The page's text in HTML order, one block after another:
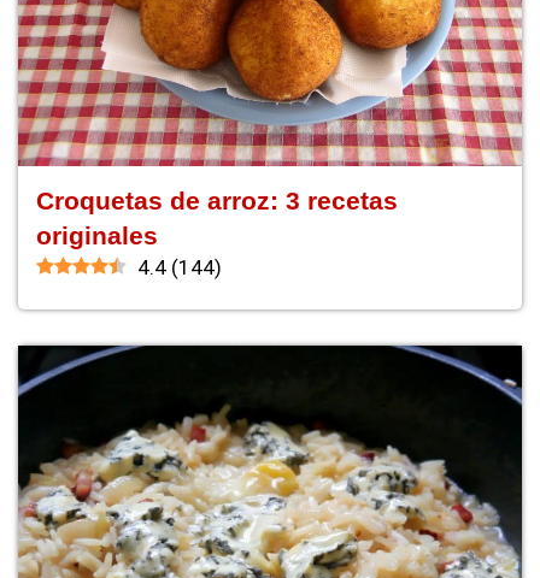
Croquetas de arroz: 3 recetas
originales
4.4 (144)